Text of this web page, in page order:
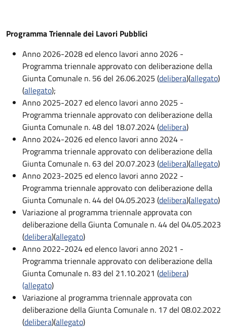
Programma Triennale dei Lavori Pubblici
Anno 2026-2028 ed elenco lavori anno 2026 -
Programma triennale approvato con deliberazione della
Giunta Comunale n. 56 del 26.06.2025 (delibera)(allegato)
(allegato);
Anno 2025-2027 ed elenco lavori anno 2025 -
Programma triennale approvato con deliberazione della
Giunta Comunale n. 48 del 18.07.2024 (delibera)
Anno 2024-2026 ed elenco lavori anno 2024 -
Programma triennale approvato con deliberazione della
Giunta Comunale n. 63 del 20.07.2023 (delibera)(allegato)
Anno 2023-2025 ed elenco lavori anno 2022 -
Programma triennale approvato con deliberazione della
Giunta Comunale n. 44 del 04.05.2023 (delibera)(allegato)
Variazione al programma triennale approvata con
deliberazione della Giunta Comunale n. 44 del 04.05.2023
(delibera)(allegato)
Anno 2022-2024 ed elenco lavori anno 2021 -
Programma triennale approvato con deliberazione della
Giunta Comunale n. 83 del 21.10.2021 (delibera)
(allegato)
Variazione al programma triennale approvata con
deliberazione della Giunta Comunale n. 17 del 08.02.2022
(delibera)(allegato)